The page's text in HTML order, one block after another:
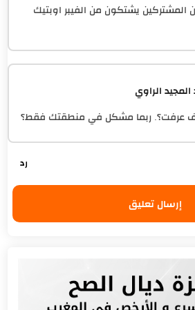
المشتركين يشتكون من الفيبر اوبتيك
المجيد الراوي
عرفت؟. ربما مشكل في منطقتك فقط؟
إرسال تعليق